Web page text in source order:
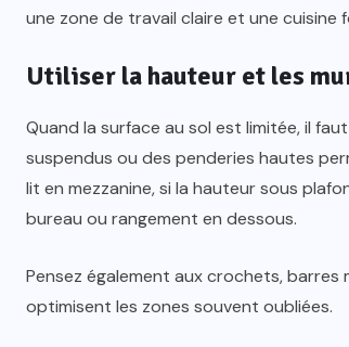
une zone de travail claire et une
Utiliser la hauteur et les
Quand la surface au sol est limitée, il
suspendus ou des penderies hautes
lit en mezzanine, si la hauteur sous
bureau ou rangement en dessous.
Pensez également aux crochets, barres
optimisent les zones souvent oubliées.
Maroc : guide